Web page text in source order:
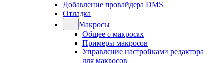
Добавление провайдера DMS
Отладка
Макросы
Общее о макросах
Примеры макросов
Управление настройками редактора
для макросов